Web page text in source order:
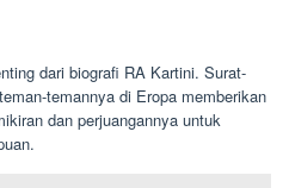
dari biografi RA Kartini. Surat-
temannya di Eropa memberikan
dan perjuangannya untuk